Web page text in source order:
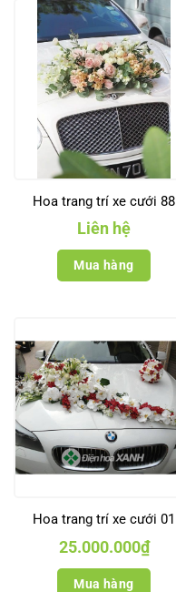
Hoa trang trí xe cưới 88
Liên hệ
Mua hàng
Hoa trang trí xe cưới 01
25.000.000₫
Mua hàng